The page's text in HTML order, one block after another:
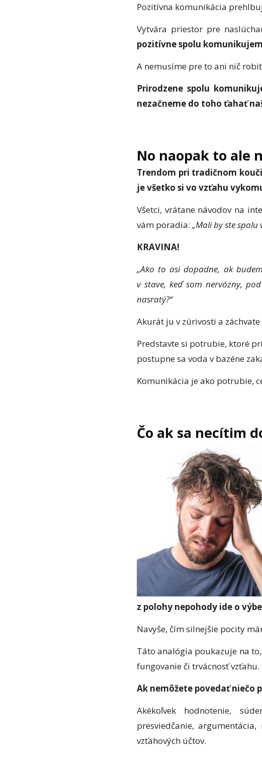
Pozitívna komunikácia
Vytvára priestor pre
pozitívne spolu
A nemusíme pre to ani nič
Prirodzene spolu
nezačneme do toho ťahať
No naopak to ale
Trendom pri tradičnom
je všetko si vo vzťahu
Všetci, vrátane návodov na
vám poradia: „Mali by ste
KRAVINA!
„Ako to asi dopadne, ak
v stave, keď som nervózny,
nasratý?“
Akurát ju v zúrivosti a
Predstavte si potrubie, ktoré
postupne sa voda v bazéne
Komunikácia je ako potrubie,
Čo ak sa necítim
z polohy nepohody ide o
Navyše, čím silnejšie pocity
Táto analógia poukazuje na
fungovanie či trvácnosť vzťahu.
Ak nemôžete povedať niečo
Akékoľvek hodnotenie,
presviedčanie,
vzťahových účtov.